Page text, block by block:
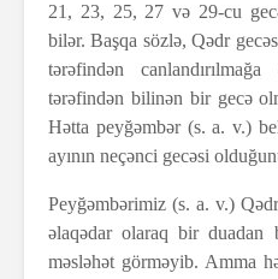
21, 23, 25, 27 və 29-cu
bilər. Başqa sözlə, Qədr
tərəfindən
tərəfindən bilinən bir gecə
Hətta peyğəmbər (s. a. v.)
ayının neçənci gecəsi
Peyğəmbərimiz (s. a. v.)
əlaqədar olaraq bir duadan
məsləhət görməyib. Amma